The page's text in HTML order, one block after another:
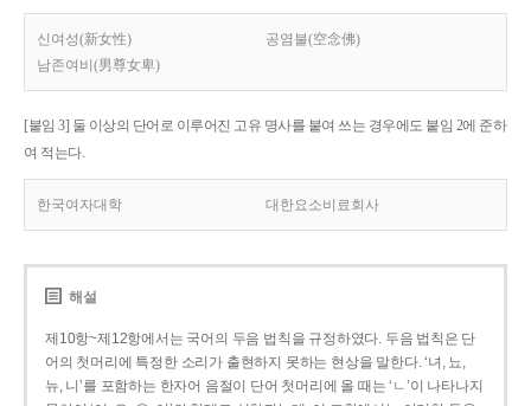
신여성(新女性)
공염불(空念佛)
남존여비(男尊女卑)
[붙임 3] 둘 이상의 단어로 이루어진 고유 명사를 붙여 쓰는 경우에도 붙임 2에 준하
여 적는다.
한국여자대학 대한요소비료회사
해설
제10항~제12항에서는 국어의 두음 법칙을 규정하였다. 두음 법칙은 단
어의 첫머리에 특정한 소리가 출현하지 못하는 현상을 말한다. ‘녀, 뇨,
뉴, 니’를 포함하는 한자어 음절이 단어 첫머리에 올 때는 ‘ㄴ’이 나타나지